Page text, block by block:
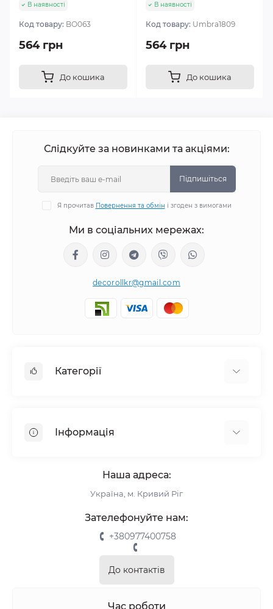
В наявності
Код товару: BО063
564 грн
До кошика
В наявності
Код товару: Umbra1809
564 грн
До кошика
Слідкуйте за новинками та акціями:
Підпишіться
Я прочитав Повернення та обмін і згоден з вимогами
Ми в соціальних мережах:
decorollkr@gmail.com
Категорії
Рулонні штори
Інформація
Інформація для замовлення
Повернення та обмін
Наша адреса:
Україна, м. Кривий Ріг
Зателефонуйте нам:
+380977400758
До контактів
Час роботи